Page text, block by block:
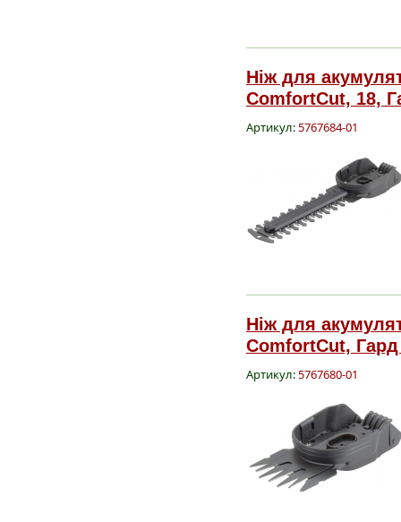
Ніж для
ComfortCut, 18,
Артикул:5767684-01
Ніж для
ComfortCut, Гард
Артикул:5767680-01